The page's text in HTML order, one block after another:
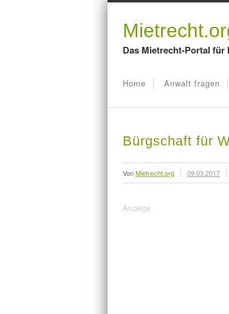
Das Mietrecht-Portal für
Home Anwalt fragen
Bürgschaft für
VonMietrecht.org 09.03.2017